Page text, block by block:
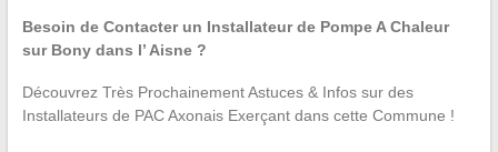
Besoin de Contacter un Installateur de Pompe A Chaleur
sur Bony dans l’ Aisne ?
Découvrez Très Prochainement Astuces & Infos sur des
Installateurs de PAC Axonais Exerçant dans cette Commune !